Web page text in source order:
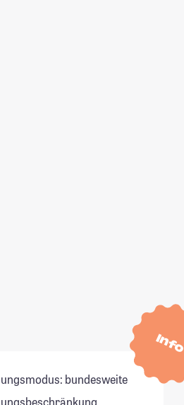
Info
bundesweite